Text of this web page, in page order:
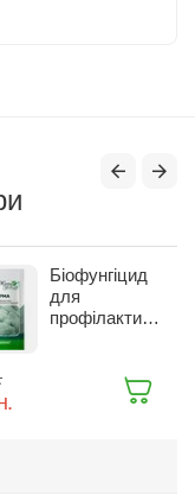
Біофунгіцид
для
профілактики
Триходерма